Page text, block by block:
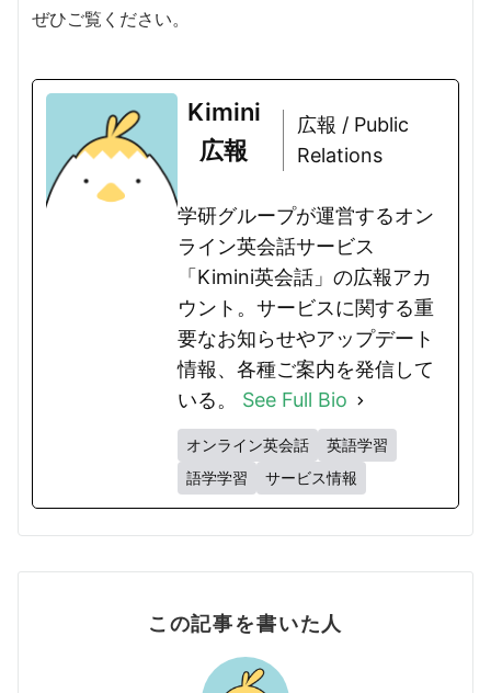
ぜひご覧ください。
Kimini
広報
広報 / Public
Relations
学研グループが運営するオン
ライン英会話サービス
「Kimini英会話」の広報アカ
ウント。サービスに関する重
要なお知らせやアップデート
情報、各種ご案内を発信して
いる。 See Full Bio
オンライン英会話
英語学習
語学学習
サービス情報
この記事を書いた人